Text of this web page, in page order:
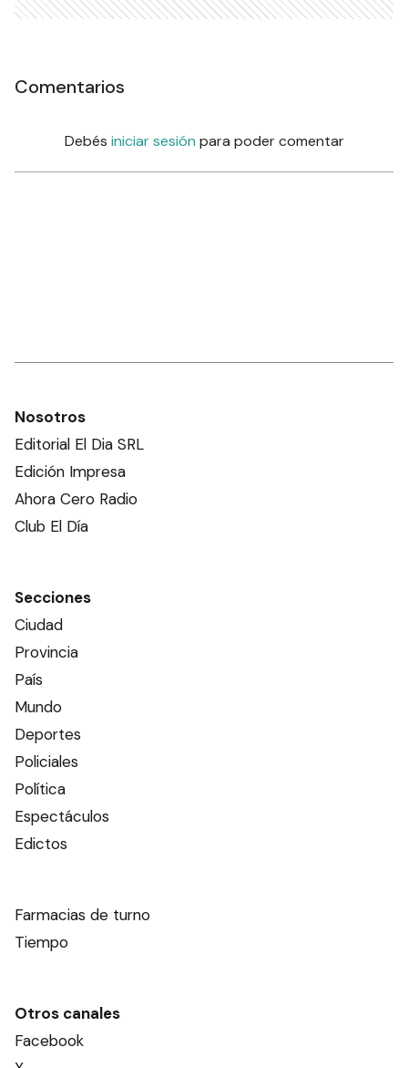
Comentarios
Debés iniciar sesión para poder comentar
Nosotros
Editorial El Dia SRL
Edición Impresa
Ahora Cero Radio
Club El Día
Secciones
Ciudad
Provincia
País
Mundo
Deportes
Policiales
Política
Espectáculos
Edictos
Farmacias de turno
Tiempo
Otros canales
Facebook